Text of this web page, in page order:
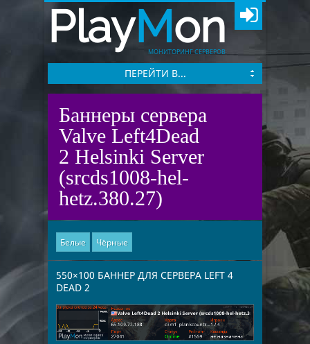
PlayMon
МОНИТОРИНГ СЕРВЕРОВ
ПЕРЕЙТИ В...
Баннеры сервера
Valve Left4Dead
2 Helsinki Server
(srcds1008-hel-
hetz.380.27)
Белые Чёрные
550×100 БАННЕР ДЛЯ СЕРВЕРА LEFT 4
DEAD 2